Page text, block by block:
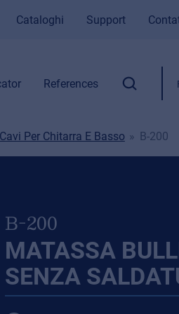
Cataloghi Support
References
Cavi Per Chitarra E Basso B-200
B-200
MATASSA
SENZA